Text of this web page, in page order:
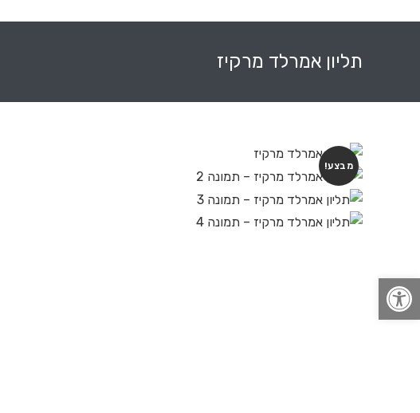
תליון אמרלד מרקיז
מבצע!
פתח סרגל נגישות